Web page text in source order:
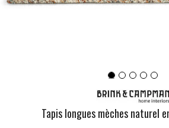
Tapis longues mèches naturel